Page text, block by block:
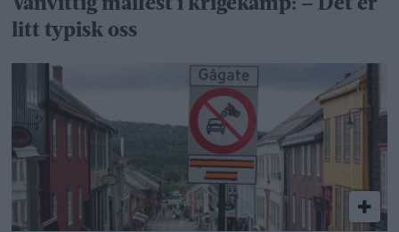
Vanvittig målfest i krigekamp: – Det er
litt typisk oss